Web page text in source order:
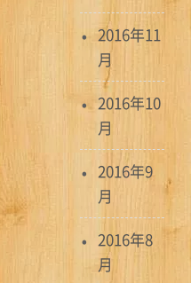
2016年11
月
2016年10
月
2016年9
月
2016年8
月